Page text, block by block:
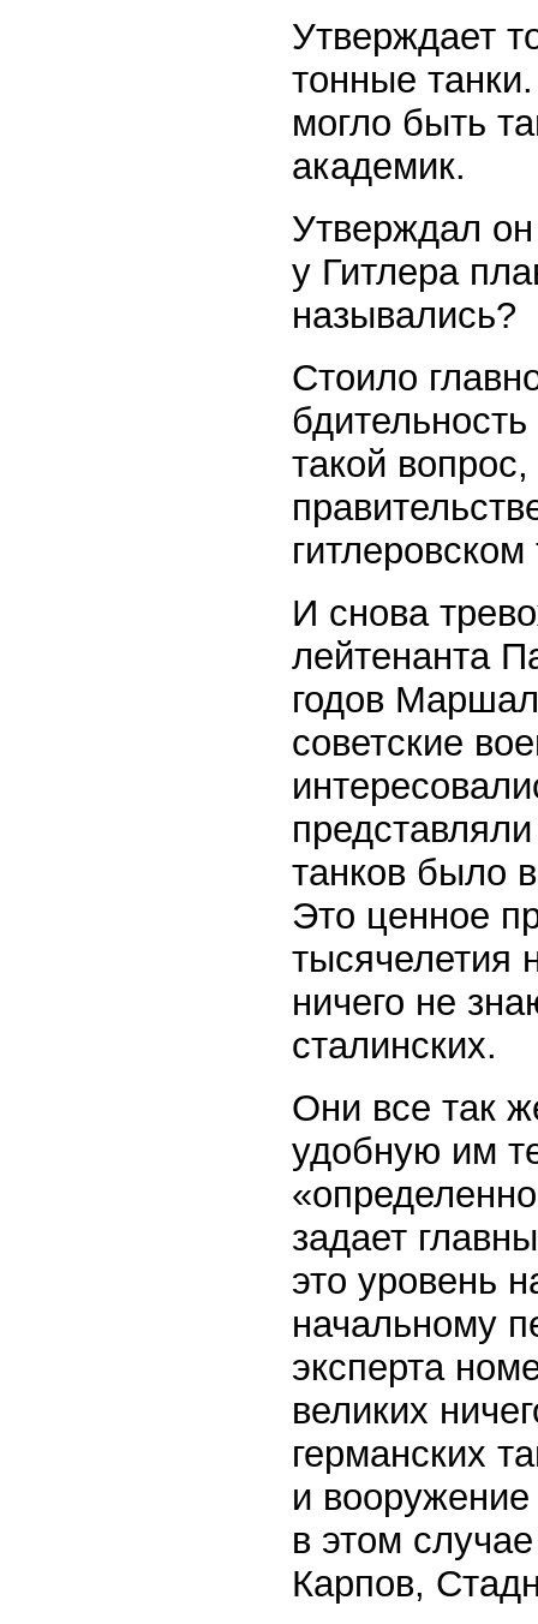
Утверждает
тонные
могло быть
академик.
Утверждал он
у Гитлера
назывались?
Стоило
такой
И снова
лейтенанта
годов
советские
танков было
Это ценное
тысячелетия
ничего не
сталинских.
Они все так
удобную им
задает
это уровень
начальному
эксперта
великих
германских
и вооружение
в этом
Карпов,